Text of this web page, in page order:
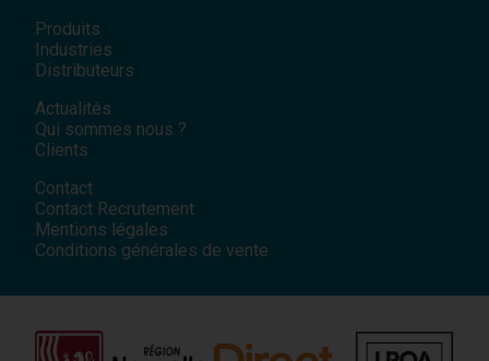
Produits
Industries
Distributeurs
Actualités
Qui sommes nous ?
Clients
Contact
Contact Recrutement
Mentions légales
Conditions générales de vente